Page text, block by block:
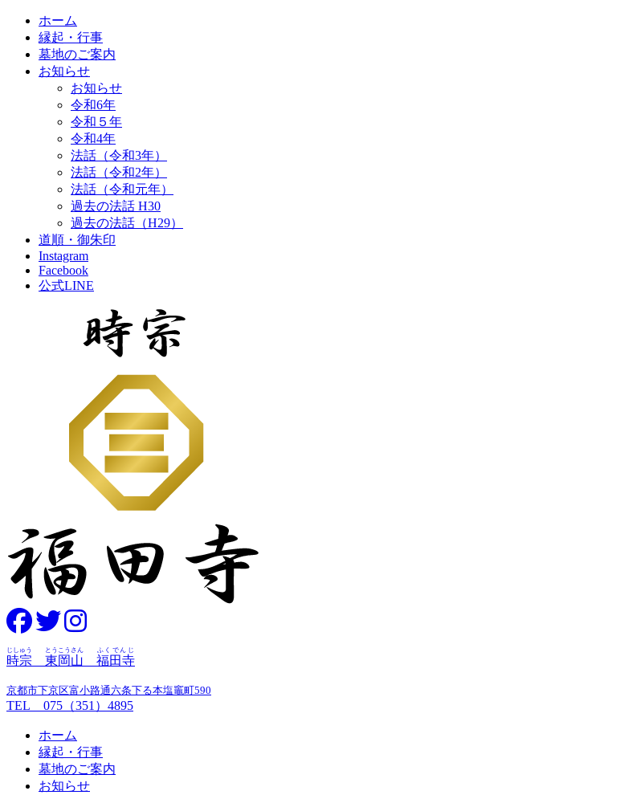
ホーム
縁起・行事
墓地のご案内
お知らせ
お知らせ
令和6年
令和５年
令和4年
法話（令和3年）
法話（令和2年）
法話（令和元年）
過去の法話 H30
過去の法話（H29）
道順・御朱印
Instagram
Facebook
公式LINE
時宗
じしゅう
東岡山
とうこうさん
福田寺
ふくでんじ
京都市下京区富小路通六条下る本塩竈町590
TEL 075（351）4895
ホーム
縁起・行事
墓地のご案内
お知らせ